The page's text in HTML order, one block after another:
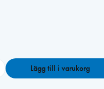
Lägg till i varukorg